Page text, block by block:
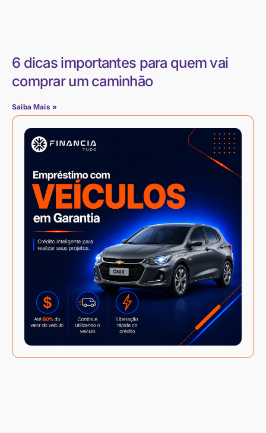
6 dicas importantes para quem vai
comprar um caminhão
Saiba Mais »